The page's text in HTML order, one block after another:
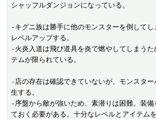
シャッフルダンジョンになっている。
-キグニ族は勝手に他のモンスターを倒してし
レベルアップする。
-火炎入道は飛び道具を炎で燃やしてしまうた
テムが限られている。
-店の存在は確認できていないが、モンスター
生する。
-序盤から敵が強いため、素潜りは困難。装備
ておく必要がある。十分なレベルとアイテム